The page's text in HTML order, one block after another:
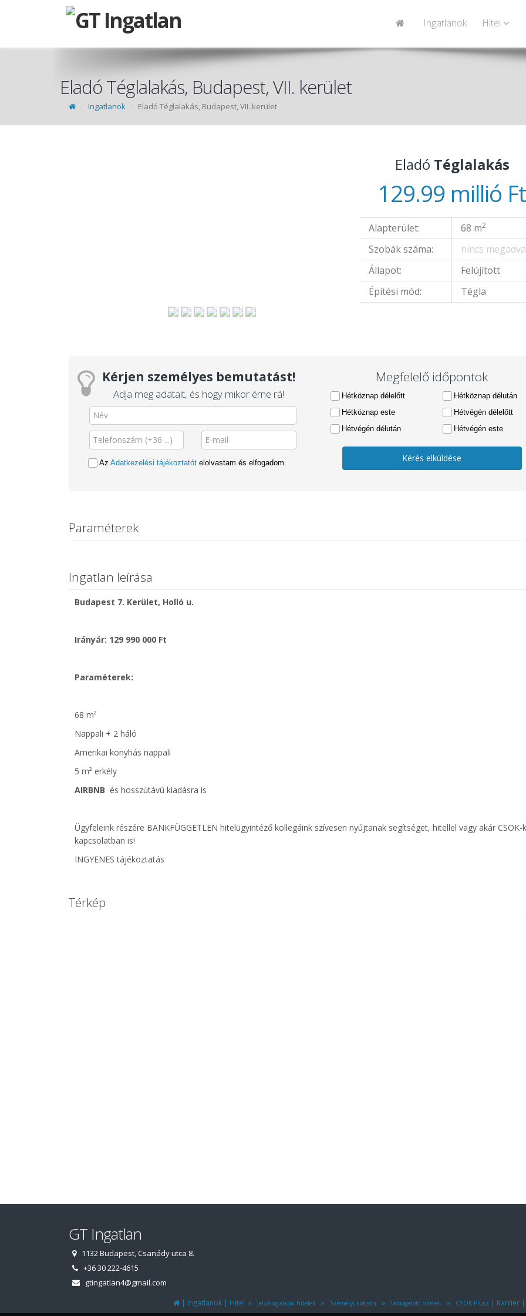
Ingatlanok Hitel
Eladó Téglalakás, Budapest, VII. kerület
Ingatlanok Eladó Téglalakás, Budapest, VII. kerület
Eladó Téglalakás
129.99 millió Ft
Alapterület: 68 m2
Szobák száma:
nincs megadva
Állapot:
Felújított
Építési mód:
Tégla
Kérjen személyes bemutatást!
Adja meg adatait, és hogy mikor érne rá!
Az Adatkezelési tájékoztatót elolvastam és elfogadom.
Megfelelő időpontok
Hétköznap délelőtt
Hétköznap délután
Hétköznap este
Hétvégén délelőtt
Hétvégén délután
Hétvégén este
Kérés elküldése
Paraméterek
Ingatlan leírása
Budapest 7. Kerület, Holló u.
Irányár: 129 990 000 Ft
Paraméterek:
68 m²
Nappali + 2 háló
Amerikai konyhás nappali
5 m² erkély
AIRBNB és hosszútávú kiadásra is
Ügyfeleink részére BANKFÜGGETLEN hitelügyintéző kollegáink szívesen nyújtanak segítséget, hitellel vagy akár CSOK-
kapcsolatban is!
INGYENES tájékoztatás
Térkép
GT Ingatlan
1132 Budapest, Csanády utca 8.
+36 30 222-4615
gtingatlan4@gmail.com
| Ingatlanok | Hitel » Jelzálog alapú hitelek » Személyi kölcsön » Támogatott hitelek » CSOK Plusz | Karrier